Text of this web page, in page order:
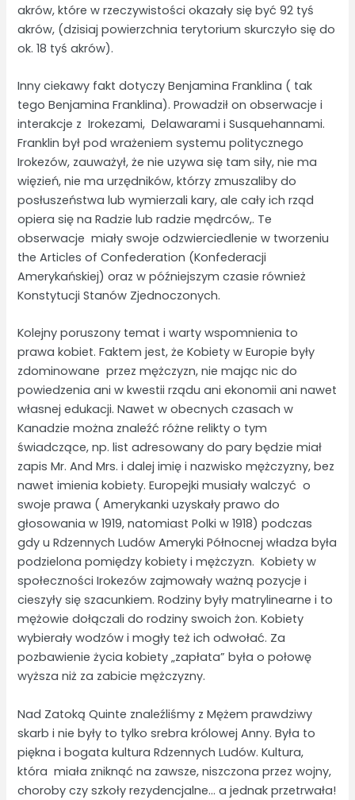
akrów, które w rzeczywistości okazały się być 92 tyś
akrów, (dzisiaj powierzchnia terytorium skurczyło się do
ok. 18 tyś akrów).
Inny ciekawy fakt dotyczy Benjamina Franklina ( tak
tego Benjamina Franklina). Prowadził on obserwacje i
interakcje z Irokezami, Delawarami i Susquehannami.
Franklin był pod wrażeniem systemu politycznego
Irokezów, zauważył, że nie uzywa się tam siły, nie ma
więzień, nie ma urzędników, którzy zmuszaliby do
posłuszeństwa lub wymierzali kary, ale cały ich rząd
opiera się na Radzie lub radzie mędrców,. Te
obserwacje miały swoje odzwierciedlenie w tworzeniu
the Articles of Confederation (Konfederacji
Amerykańskiej) oraz w późniejszym czasie również
Konstytucji Stanów Zjednoczonych.
Kolejny poruszony temat i warty wspomnienia to
prawa kobiet. Faktem jest, że Kobiety w Europie były
zdominowane przez mężczyzn, nie mając nic do
powiedzenia ani w kwestii rządu ani ekonomii ani nawet
własnej edukacji. Nawet w obecnych czasach w
Kanadzie można znaleźć różne relikty o tym
świadczące, np. list adresowany do pary będzie miał
zapis Mr. And Mrs. i dalej imię i nazwisko mężczyzny, bez
nawet imienia kobiety. Europejki musiały walczyć o
swoje prawa ( Amerykanki uzyskały prawo do
głosowania w 1919, natomiast Polki w 1918) podczas
gdy u Rdzennych Ludów Ameryki Północnej władza była
podzielona pomiędzy kobiety i mężczyzn. Kobiety w
społeczności Irokezów zajmowały ważną pozycje i
cieszyły się szacunkiem. Rodziny były matrylinearne i to
mężowie dołączali do rodziny swoich żon. Kobiety
wybierały wodzów i mogły też ich odwołać. Za
pozbawienie życia kobiety „zapłata” była o połowę
wyższa niż za zabicie mężczyzny.
Nad Zatoką Quinte znaleźliśmy z Mężem prawdziwy
skarb i nie były to tylko srebra królowej Anny. Była to
piękna i bogata kultura Rdzennych Ludów. Kultura,
która miała zniknąć na zawsze, niszczona przez wojny,
choroby czy szkoły rezydencjalne… a jednak przetrwała!